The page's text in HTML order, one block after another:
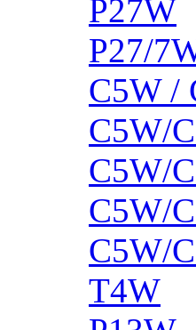
P27W
P27/
C5W /
C5W/
C5W/
C5W/
C5W/
T4W